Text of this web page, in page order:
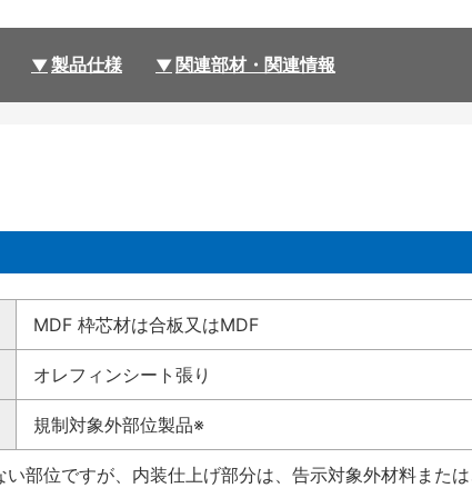
製品仕様 関連部材・関連情報
MDF 枠芯材は合板又はMDF
オレフィンシート張り
規制対象外部位製品※
い部位ですが、内装仕上げ部分は、告示対象外材料ま